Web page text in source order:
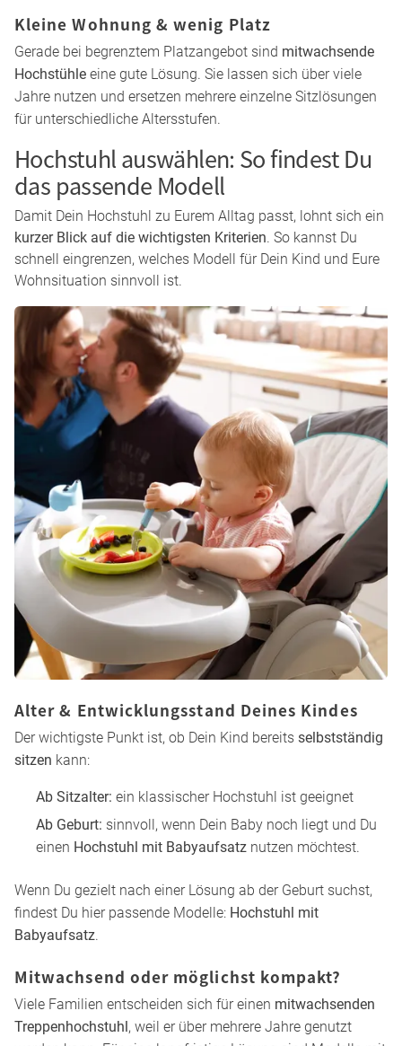
Selbstständig essen lernen
Mit der Zeit wird der Hochstuhl zum festen Platz am Tisch:
Dein Kind wird immer selbstständiger, lernt mit Besteck
umzugehen, greift nach Essen und nimmt aktiv an den
Mahlzeiten teil – sicher und auf Augenhöhe am
Spielen & Beschäftigung
Viele Familien nutzen den Hochstuhl nicht nur zum Essen.
Mit passendem Zubehör eignet er sich auch zum Malen,
Basteln oder für kurze Spielphasen zwischendurch, wenn
Dein Kind sicher am Tisch sitzen soll und Du es im Blick
Alltag mit mehreren Kindern
Im Familienalltag mit mehreren Kindern ist ein Hochstuhl
besonders praktisch: Dein Kind hat seinen festen, sicheren
Platz, während Du Dich parallel um andere Aufgaben oder
Geschwister kümmern kannst.
Kleine Wohnung & wenig Platz
Gerade bei begrenztem Platzangebot sindmitwachsende
Hochstühleeine gute Lösung. Sie lassen sich über viele
Jahre nutzen und ersetzen mehrere einzelne Sitzlösungen
für unterschiedliche Altersstufen.
Hochstuhl auswählen: So findest Du
das passende Modell
Damit Dein Hochstuhl zu Eurem Alltag passt, lohnt sich ein
schnell eingrenzen, welches Modell für Dein Kind und Eure
Wohnsituation sinnvoll ist.